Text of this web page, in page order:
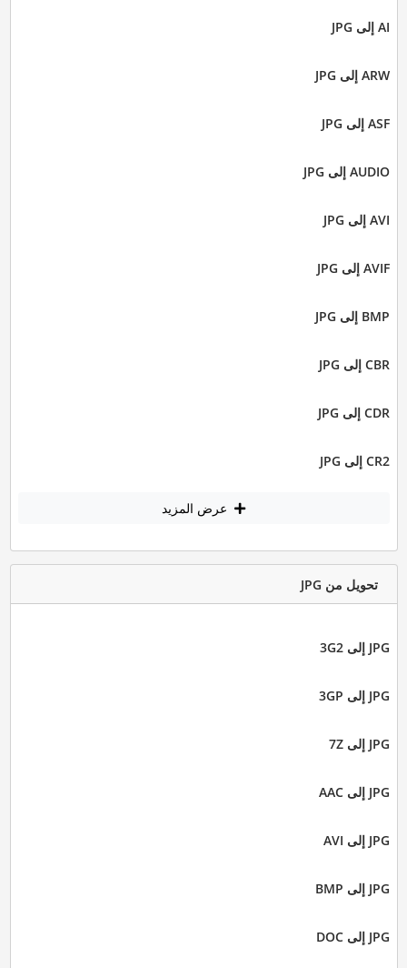
AI إلى JPG
ARW إلى JPG
ASF إلى JPG
AUDIO إلى JPG
AVI إلى JPG
AVIF إلى JPG
BMP إلى JPG
CBR إلى JPG
CDR إلى JPG
CR2 إلى JPG
عرض المزيد
تحويل من JPG
JPG إلى 3G2
JPG إلى 3GP
JPG إلى 7Z
JPG إلى AAC
JPG إلى AVI
JPG إلى BMP
JPG إلى DOC